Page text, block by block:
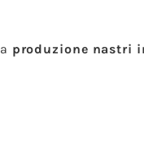
produzione nastri